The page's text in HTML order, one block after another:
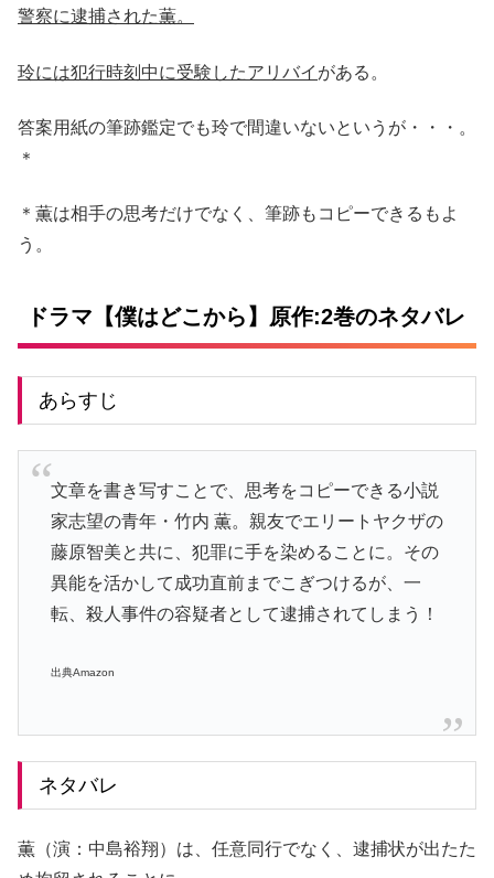
警察に逮捕された薫。
玲には犯行時刻中に受験したアリバイ がある。
答案用紙の筆跡鑑定でも玲で間違いないというが・・・。
＊
＊薫は相手の思考だけでなく、筆跡もコピーできるもよ
う。
ドラマ【僕はどこから】原作:2巻のネタバレ
あらすじ
文章を書き写すことで、思考をコピーできる小説
家志望の青年・竹内 薫。親友でエリートヤクザの
藤原智美と共に、犯罪に手を染めることに。その
異能を活かして成功直前までこぎつけるが、一
転、殺人事件の容疑者として逮捕されてしまう！
出典Amazon
ネタバレ
薫（演：中島裕翔）は、任意同行でなく、逮捕状が出たた